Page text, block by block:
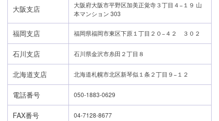
大阪支店
大阪府大阪市平野区加美正覚寺３丁目４−１９ 山
本マンション 303
福岡支店 福岡県福岡市東区下原１丁目２０−４２ ３０２
石川支店 石川県金沢市糸田２丁目８
北海道支店 北海道札幌市北区新琴似１条２丁目９−１２
電話番号 050-1883-0629
FAX番号 04-7128-8677